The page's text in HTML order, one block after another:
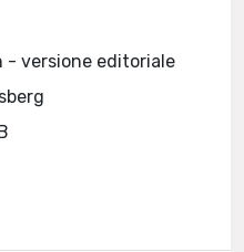
- versione editoriale